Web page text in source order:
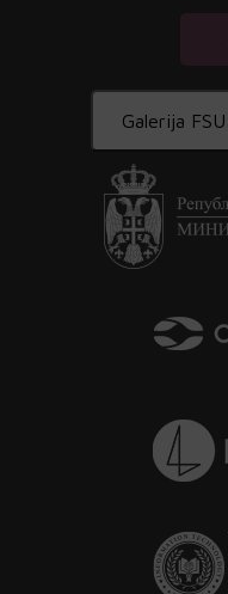
Galerija FSU